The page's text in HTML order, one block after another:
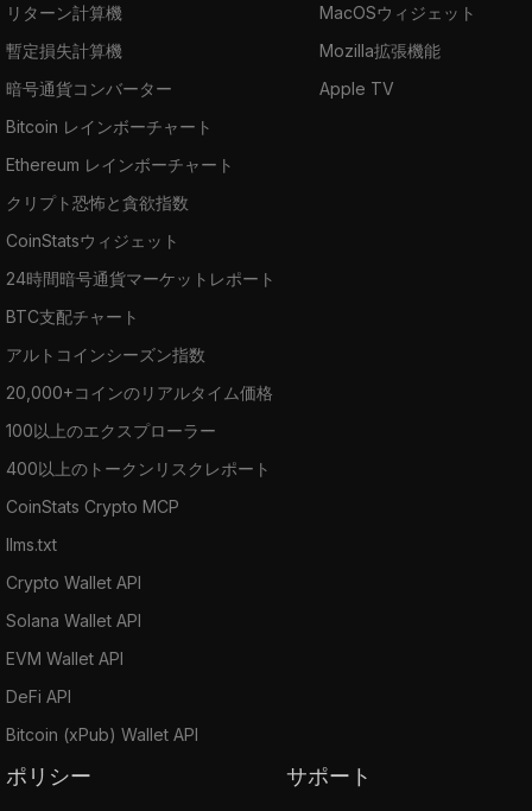
リターン計算機
暫定損失計算機
暗号通貨コンバーター
Bitcoin レインボーチャート
Ethereum レインボーチャート
クリプト恐怖と貪欲指数
CoinStatsウィジェット
24時間暗号通貨マーケットレポート
BTC支配チャート
アルトコインシーズン指数
20,000+コインのリアルタイム価格
100以上のエクスプローラー
400以上のトークンリスクレポート
CoinStats Crypto MCP
llms.txt
Crypto Wallet API
Solana Wallet API
EVM Wallet API
DeFi API
Bitcoin (xPub) Wallet API
MacOSウィジェット
Mozilla拡張機能
Apple TV
ポリシー サポート